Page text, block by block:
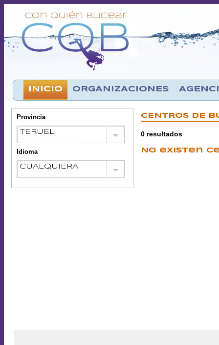
INICIO ORGANIZACIONES
Provincia
Idioma
CENTROS DE
0 resultados
No existen